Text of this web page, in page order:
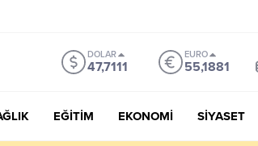
DOLAR
47,7111
EURO
55,1881
EĞİTİM EKONOMİ SİYASET